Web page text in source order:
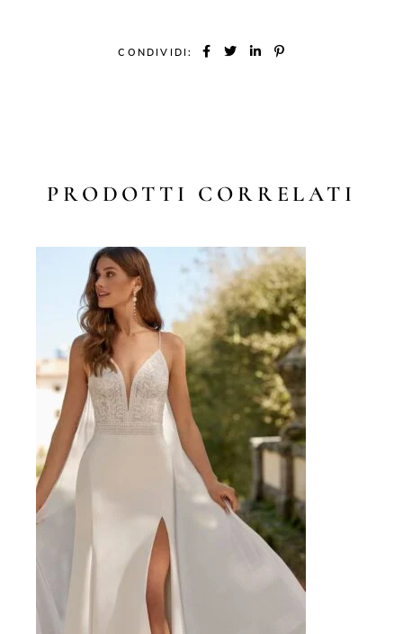
CONDIVIDI:
PRODOTTI CORRELATI